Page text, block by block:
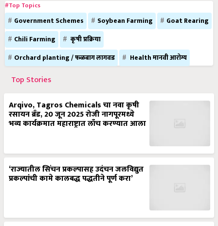
#Top Topics
Government Schemes Soybean Farming
Goat Rearing
Chili Farming
कृषी प्रक्रिया
Orchard planting / फळबाग लागवड
Health मानवी आरोग्य
Top Stories
Arqivo, Tagros Chemicals चा नवा कृषी
रसायन ब्रँड, 20 जून 2025 रोजी नागपूरमध्ये
भव्य कार्यक्रमात महाराष्ट्रात लाँच करण्यात आला
‘राज्यातील सिंचन प्रकल्पासह उदंचन जलविद्युत
प्रकल्पांची कामे कालबद्ध पद्धतीने पूर्ण करा’